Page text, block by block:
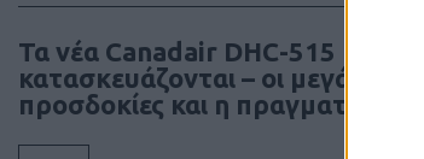
Τα νέα Canadair DHC-515
κατασκευάζονται – οι μεγάλες
προσδοκίες και η